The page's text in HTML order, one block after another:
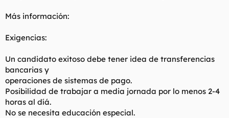
Más información:
Exigencias:
Un candidato exitoso debe tener idea de transferencias
bancarias y
operaciones de sistemas de pago.
Posibilidad de trabajar a media jornada por lo menos 2-4
horas al díá.
No se necesita educación especial.